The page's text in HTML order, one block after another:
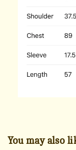
You may also